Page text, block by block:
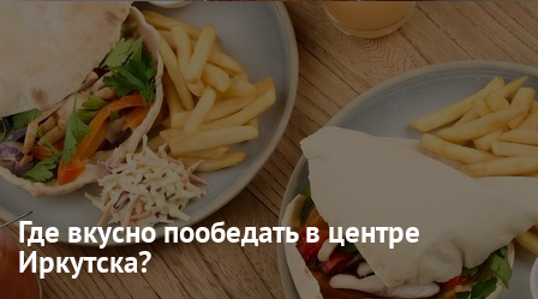
Где вкусно пообедать в центре
Иркутска?